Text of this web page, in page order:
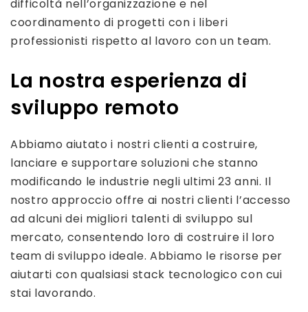
difficoltà nell’organizzazione e nel
coordinamento di progetti con i liberi
professionisti rispetto al lavoro con un team.
La nostra esperienza di
sviluppo remoto
Abbiamo aiutato i nostri clienti a costruire,
lanciare e supportare soluzioni che stanno
modificando le industrie negli ultimi 23 anni. Il
nostro approccio offre ai nostri clienti l’accesso
ad alcuni dei migliori talenti di sviluppo sul
mercato, consentendo loro di costruire il loro
team di sviluppo ideale. Abbiamo le risorse per
aiutarti con qualsiasi stack tecnologico con cui
stai lavorando.